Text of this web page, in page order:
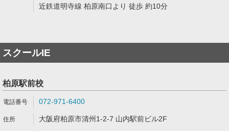
近鉄道明寺線 柏原南口より 徒歩 約10分
スクールIE
柏原駅前校
072-971-6400
大阪府柏原市清州1-2-7 山内駅前ビル2F